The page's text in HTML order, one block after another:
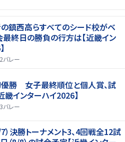
鎮西高らすべてのシード校がベ
最終日の勝負の行方は【近畿イン
バレー
勝 女子最終順位と個人賞、試
畿インターハイ2026】
バレー
）決勝トーナメント3、4回戦全12試